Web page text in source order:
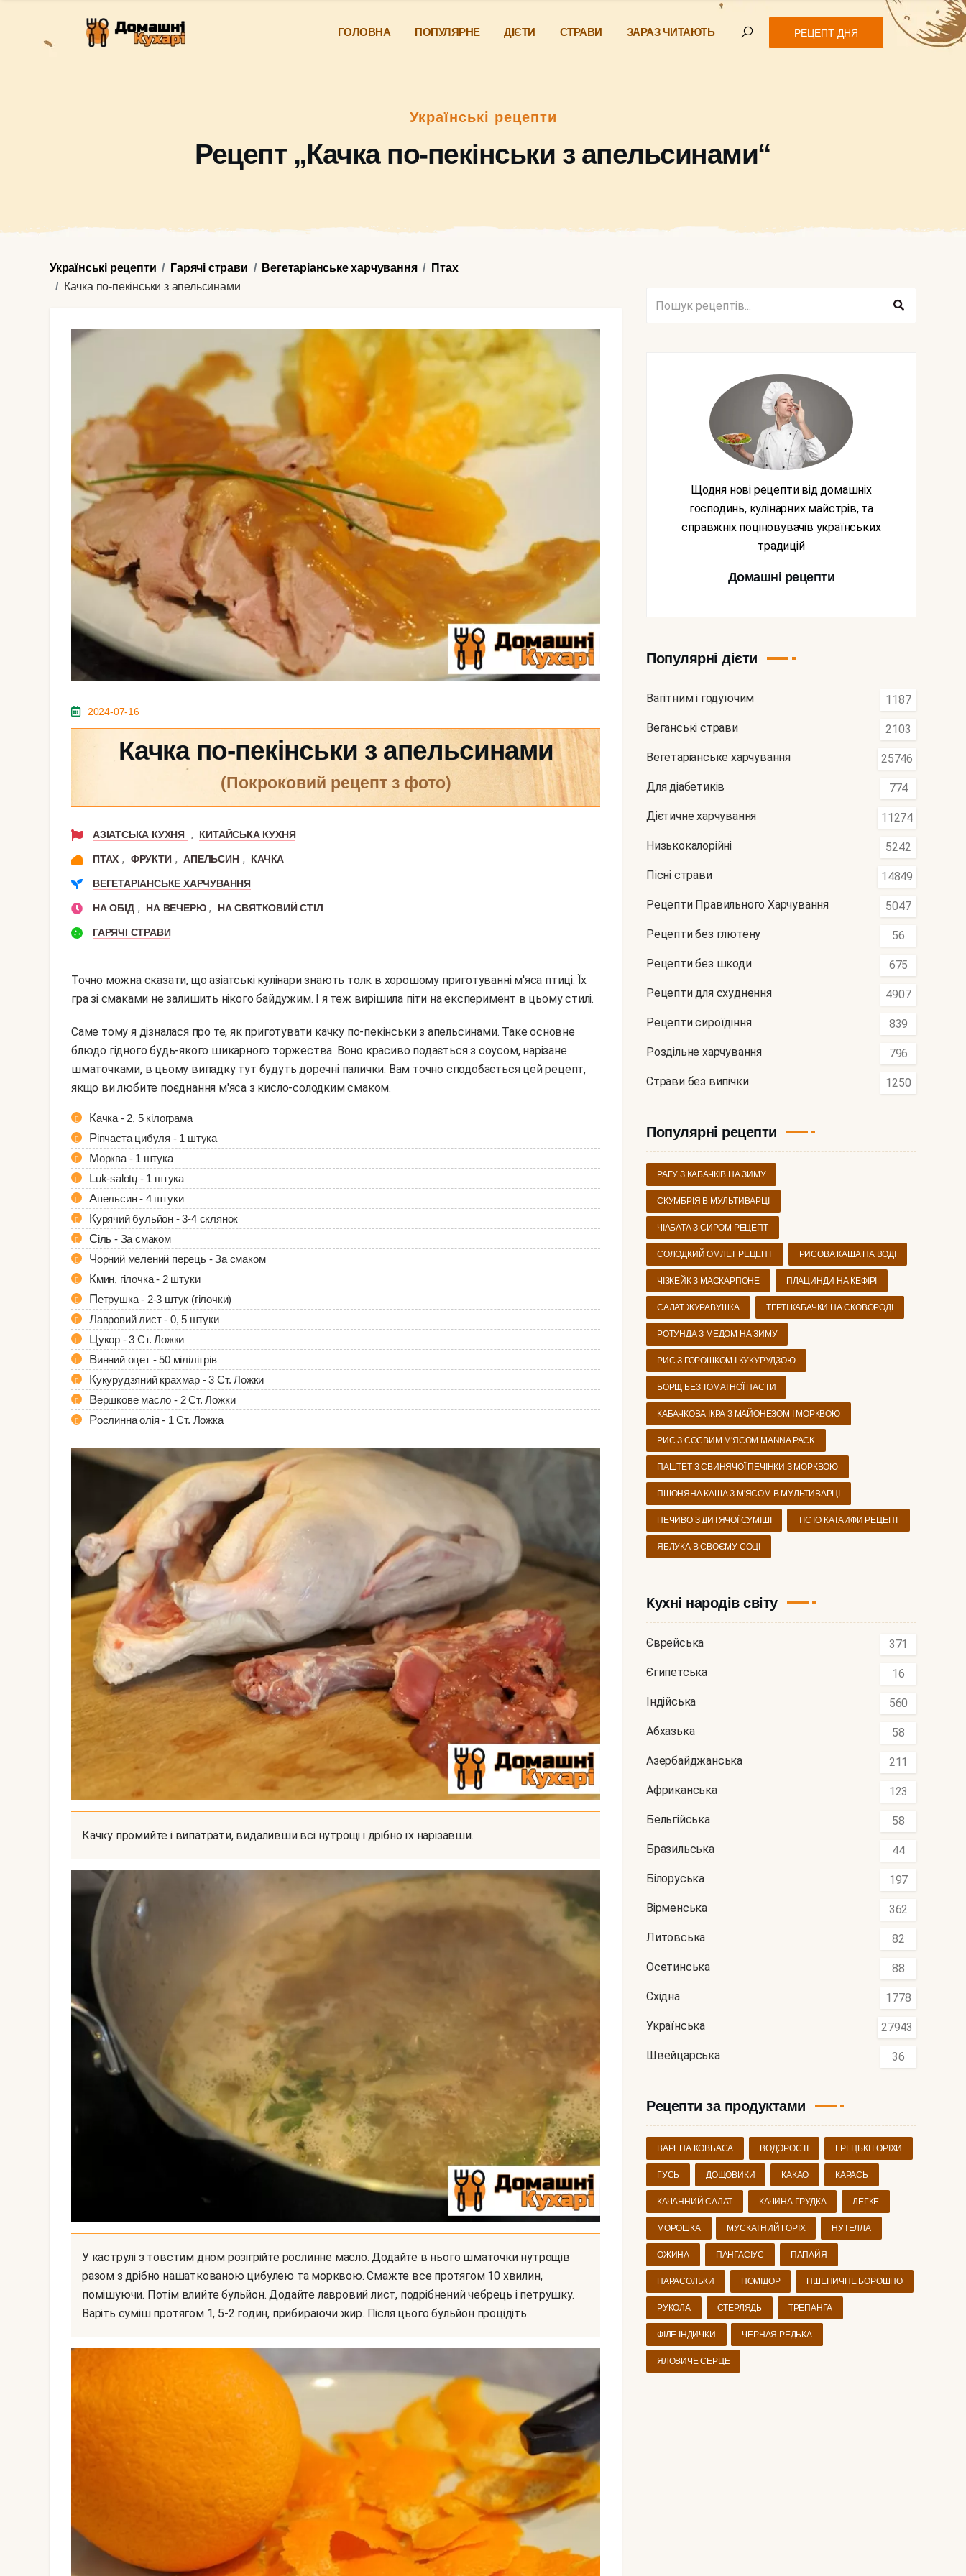
ГОЛОВНА ПОПУЛЯРНЕ ДІЄТИ СТРАВИ ЗАРАЗ ЧИТАЮТЬ РЕЦЕПТ ДНЯ
Українські рецепти
Рецепт „Качка по-пекінськи з апельсинами“
Українські рецепти Гарячі страви Вегетаріанське харчування
Птах
Качка по-пекінськи з апельсинами
2024-07-16
Качка по-пекінськи з апельсинами
(покроковий рецепт з фото)
АЗІАТСЬКА КУХНЯ , КИТАЙСЬКА КУХНЯ
ПТАХ , ФРУКТИ , АПЕЛЬСИН , КАЧКА
ВЕГЕТАРІАНСЬКЕ ХАРЧУВАННЯ
НА ОБІД , НА ВЕЧЕРЮ , НА СВЯТКОВИЙ СТІЛ
ГАРЯЧІ СТРАВИ
Точно можна сказати, що азіатські кулінари знають толк в хорошому приготуванні м'яса птиці. Їх
гра зі смаками не залишить нікого байдужим. І я теж вирішила піти на експеримент в цьому стилі.
Саме тому я дізналася про те, як приготувати качку по-пекінськи з апельсинами. Таке основне
блюдо гідного будь-якого шикарного торжества. Воно красиво подається з соусом, нарізане
шматочками, в цьому випадку тут будуть доречні палички. Вам точно сподобається цей рецепт,
якщо ви любите поєднання м'яса з кисло-солодким смаком.
Качка - 2, 5 кілограма
Ріпчаста цибуля - 1 штука
Морква - 1 штука
Luk-salotų - 1 штука
Апельсин - 4 штуки
Курячий бульйон - 3-4 склянок
Сіль - За смаком
Чорний мелений перець - За смаком
Кмин, гілочка - 2 штуки
Петрушка - 2-3 штук (гілочки)
Лавровий лист - 0, 5 штуки
Цукор - 3 Ст. Ложки
Винний оцет - 50 мілілітрів
Кукурудзяний крахмар - 3 Ст. Ложки
Вершкове масло - 2 Ст. Ложки
Рослинна олія - 1 Ст. Ложка
Качку промийте і випатрати, видаливши всі нутрощі і дрібно їх нарізавши.
У каструлі з товстим дном розігрійте рослинне масло. Додайте в нього шматочки нутрощів
разом з дрібно нашаткованою цибулею та морквою. Смажте все протягом 10 хвилин,
помішуючи. Потім влийте бульйон. Додайте лавровий лист, подрібнений чебрець і петрушку.
Варіть суміш протягом 1, 5-2 годин, прибираючи жир. Після цього бульйон процідіть.
Щодня нові рецепти від домашніх
господинь, кулінарних майстрів, та
справжніх поціновувачів українських
традицій
Домашні рецепти
Популярні дієти
Вагітним і годуючим 1187
Веганські страви 2103
Вегетаріанське харчування 25746
Для діабетиків 774
Дієтичне харчування 11274
Низькокалорійні 5242
Пісні страви 14849
Рецепти Правильного Харчування 5047
Рецепти без глютену 56
Рецепти без шкоди 675
Рецепти для схуднення 4907
Рецепти сироїдіння 839
Роздільне харчування 796
Страви без випічки 1250
Популярні рецепти
РАГУ З КАБАЧКІВ НА ЗИМУ
СКУМБРІЯ В МУЛЬТИВАРЦІ
ЧІАБАТА З СИРОМ РЕЦЕПТ
СОЛОДКИЙ ОМЛЕТ РЕЦЕПТ РИСОВА КАША НА ВОДІ
ЧІЗКЕЙК З МАСКАРПОНЕ ПЛАЦИНДИ НА КЕФІРІ
САЛАТ ЖУРАВУШКА ТЕРТІ КАБАЧКИ НА СКОВОРОДІ
РОТУНДА З МЕДОМ НА ЗИМУ
РИС З ГОРОШКОМ І КУКУРУДЗОЮ
БОРЩ БЕЗ ТОМАТНОЇ ПАСТИ
КАБАЧКОВА ІКРА З МАЙОНЕЗОМ І МОРКВОЮ
РИС З СОЄВИМ М'ЯСОМ MANNA PACK
ПАШТЕТ З СВИНЯЧОЇ ПЕЧІНКИ З МОРКВОЮ
ПШОНЯНА КАША З М'ЯСОМ В МУЛЬТИВАРЦІ
ПЕЧИВО З ДИТЯЧОЇ СУМІШІ ТІСТО КАТАИФИ РЕЦЕПТ
ЯБЛУКА В СВОЄМУ СОЦІ
Кухні народів світу
Єврейська 371
Єгипетська 16
Індійська 560
Абхазька 58
Азербайджанська 211
Африканська 123
Бельгійська 58
Бразильська 44
Білоруська 197
Вірменська 362
Литовська 82
Осетинська 88
Східна 1778
Українська 27943
Швейцарська 36
Рецепти за продуктами
ВАРЕНА КОВБАСА ВОДОРОСТІ ГРЕЦЬКІ ГОРІХИ
ГУСЬ ДОЩОВИКИ КАКАО КАРАСЬ
КАЧАННИЙ САЛАТ КАЧИНА ГРУДКА ЛЕГКЕ
МОРОШКА МУСКАТНИЙ ГОРІХ НУТЕЛЛА
ОЖИНА ПАНГАСІУС ПАПАЙЯ
ПАРАСОЛЬКИ ПОМІДОР ПШЕНИЧНЕ БОРОШНО
РУКОЛА СТЕРЛЯДЬ ТРЕПАНГА
ФІЛЕ ІНДИЧКИ ЧЕРНАЯ РЕДЬКА
ЯЛОВИЧЕ СЕРЦЕ